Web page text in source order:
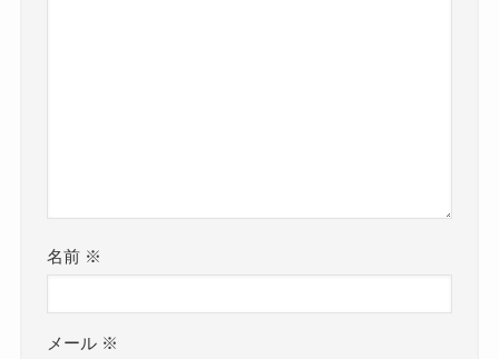
名前 ※
メール ※